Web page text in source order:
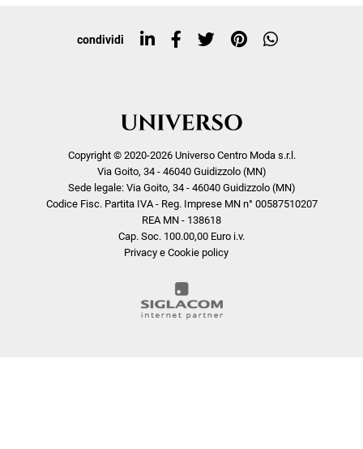
Top ricerche
condividi
Copyright © 2020-2026 Universo Centro Moda s.r.l.
Via Goito, 34 - 46040 Guidizzolo (MN)
Sede legale: Via Goito, 34 - 46040 Guidizzolo (MN)
Codice Fisc. Partita IVA - Reg. Imprese MN n° 00587510207
REA MN - 138618
Cap. Soc. 100.00,00 Euro i.v.
Privacy e Cookie policy